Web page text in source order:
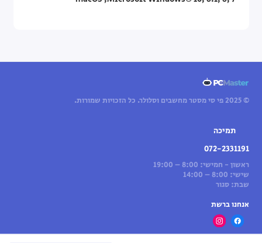
© 2025 פי סי מסטר מחשבים וסלולר. כל הזכויות שמורות.
תמיכה
072-2331191
ראשון - חמישי: 8:00 – 19:00
שישי: 8:00 – 14:00
שבת: סגור
אנחנו ברשת